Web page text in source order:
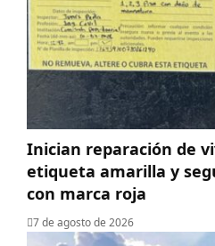
Inician reparación de
etiqueta amarilla y
con marca roja
7 de agosto de 2026